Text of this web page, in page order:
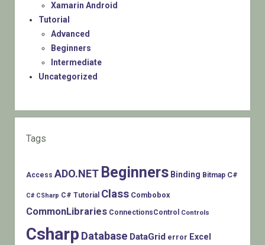
Xamarin Android
Tutorial
Advanced
Beginners
Intermediate
Uncategorized
Tags
Access ADO.NET Beginners Binding Bitmap C#
C# CSharp C# Tutorial Class Combobox
CommonLibraries ConnectionsControl Controls
Csharp Database DataGrid error Excel